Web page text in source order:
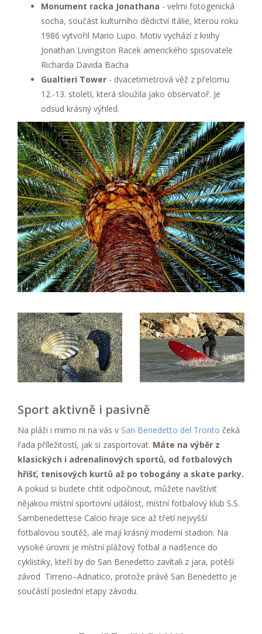
Monument racka Jonathana - velmi fotogenická
socha, součást kulturního dědictví Itálie, kterou roku
1986 vytvořil Mario Lupo. Motiv vychází z knihy
Jonathan Livingston Racek amerického spisovatele
Richarda Davida Bacha
Gualtieri Tower - dvacetimetrová věž z přelomu
12.-13. století, která sloužila jako observatoř. Je
odsud krásný výhled.
Sport aktivně i pasivně
Na pláži i mimo ni na vás v San Benedetto del Tronto čeká
řada příležitostí, jak si zasportovat. Máte na výběr z
klasických i adrenalinových sportů, od fotbalových
hřišť, tenisových kurtů až po tobogány a skate parky.
A pokud si budete chtít odpočinout, můžete navštívit
nějakou místní sportovní událost, místní fotbalový klub S.S.
Sambenedettese Calcio hraje sice až třetí nejvyšší
fotbalovou soutěž, ale mají krásný moderní stadion. Na
vysoké úrovni je místní plážový fotbal a nadšence do
cyklistiky, kteří by do San Benedetto zavítali z jara, potěší
závod Tirreno–Adriatico, protože právě San Benedetto je
součástí poslední etapy závodu.